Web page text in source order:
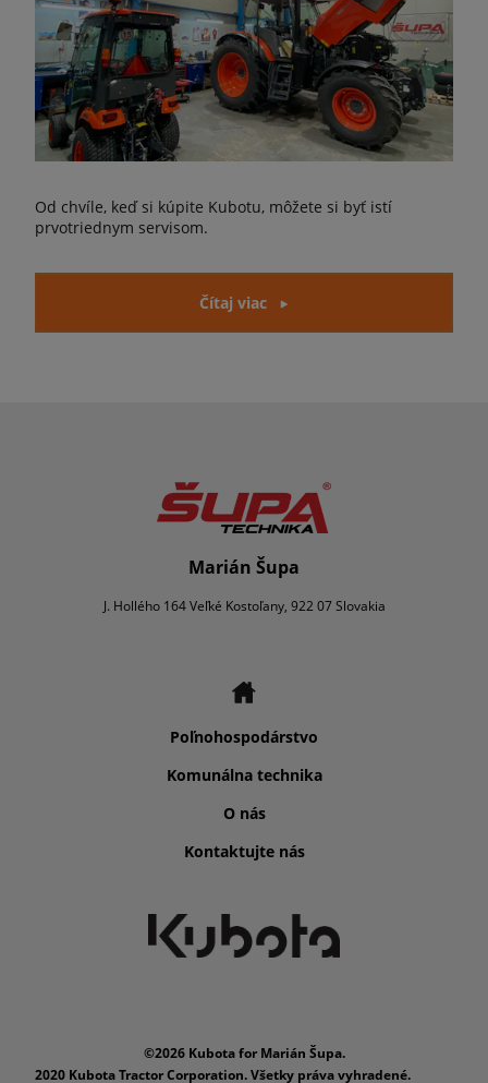
Od chvíle, keď si kúpite Kubotu, môžete si byť istí
prvotriednym servisom.
Čítaj viac
Marián Šupa
J. Hollého 164 Veľké Kostoľany, 922 07 Slovakia
Poľnohospodárstvo
Komunálna technika
O nás
Kontaktujte nás
©2026 Kubota for Marián Šupa.
2020 Kubota Tractor Corporation. Všetky práva vyhradené.